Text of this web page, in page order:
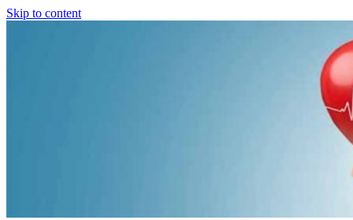
Skip to content